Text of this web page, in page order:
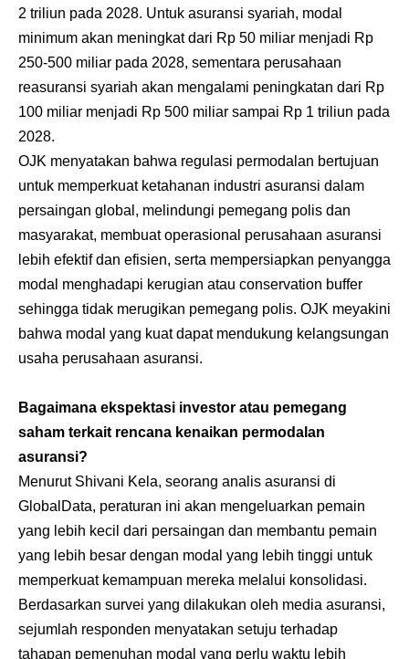
2 triliun pada 2028. Untuk asuransi syariah, modal
minimum akan meningkat dari Rp 50 miliar menjadi Rp
250-500 miliar pada 2028, sementara perusahaan
reasuransi syariah akan mengalami peningkatan dari Rp
100 miliar menjadi Rp 500 miliar sampai Rp 1 triliun pada
2028.
OJK menyatakan bahwa regulasi permodalan bertujuan
untuk memperkuat ketahanan industri asuransi dalam
persaingan global, melindungi pemegang polis dan
masyarakat, membuat operasional perusahaan asuransi
lebih efektif dan efisien, serta mempersiapkan penyangga
modal menghadapi kerugian atau conservation buffer
sehingga tidak merugikan pemegang polis. OJK meyakini
bahwa modal yang kuat dapat mendukung kelangsungan
usaha perusahaan asuransi.
Bagaimana ekspektasi investor atau pemegang
saham terkait rencana kenaikan permodalan
asuransi?
Menurut Shivani Kela, seorang analis asuransi di
GlobalData, peraturan ini akan mengeluarkan pemain
yang lebih kecil dari persaingan dan membantu pemain
yang lebih besar dengan modal yang lebih tinggi untuk
memperkuat kemampuan mereka melalui konsolidasi.
Berdasarkan survei yang dilakukan oleh media asuransi,
sejumlah responden menyatakan setuju terhadap
tahapan pemenuhan modal yang perlu waktu lebih